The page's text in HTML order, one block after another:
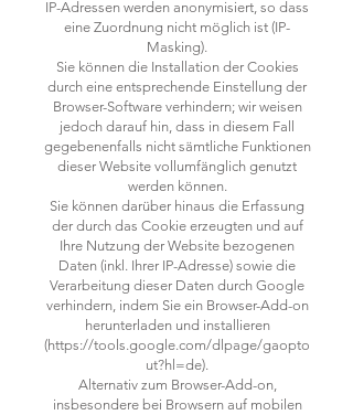
IP-Adressen werden anonymisiert, so dass
eine Zuordnung nicht möglich ist (IP-
Masking).
Sie können die Installation der Cookies
durch eine entsprechende Einstellung der
Browser-Software verhindern; wir weisen
jedoch darauf hin, dass in diesem Fall
gegebenenfalls nicht sämtliche Funktionen
dieser Website vollumfänglich genutzt
werden können.
Sie können darüber hinaus die Erfassung
der durch das Cookie erzeugten und auf
Ihre Nutzung der Website bezogenen
Daten (inkl. Ihrer IP-Adresse) sowie die
Verarbeitung dieser Daten durch Google
verhindern, indem Sie ein Browser-Add-on
herunterladen und installieren
(https://tools.google.com/dlpage/gaopto
ut?hl=de).
Alternativ zum Browser-Add-on,
insbesondere bei Browsern auf mobilen